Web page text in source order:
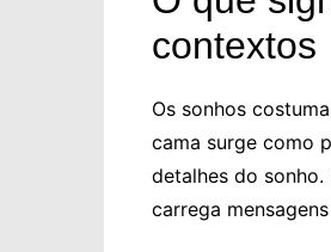
contextos
Os sonhos
cama surge como
detalhes do
carrega